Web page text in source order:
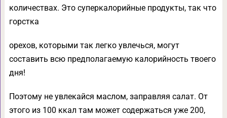
количествах. Это суперкалорийные продукты, так что
горстка
орехов, которыми так легко увлечься, могут
составить всю предполагаемую калорийность твоего
дня!
Поэтому не увлекайся маслом, заправляя салат. От
этого из 100 ккал там может содержаться уже 200,